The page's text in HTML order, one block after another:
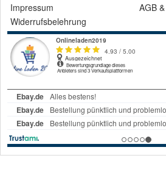
Impressum
AGB &
Widerrufsbelehrung